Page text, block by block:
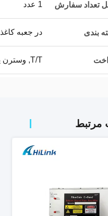
تعداد سفارش 1 عدد
بندی در جعبه کاغذ
T/T, وسترن یونیون
مرتبط